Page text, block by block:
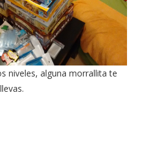
niveles, alguna morrallita te
llevas.